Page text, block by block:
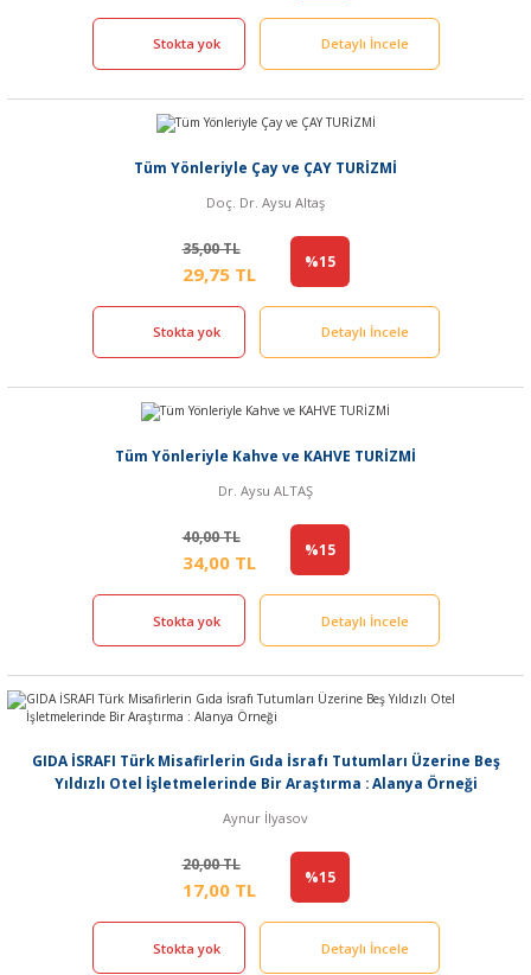
Stokta yok Detaylı İncele
Tüm Yönleriyle Çay ve ÇAY TURİZMİ
Doç. Dr. Aysu Altaş
35,00 TL
29,75 TL
%15
Stokta yok Detaylı İncele
Tüm Yönleriyle Kahve ve KAHVE TURİZMİ
Dr. Aysu ALTAŞ
40,00 TL
34,00 TL
%15
Stokta yok Detaylı İncele
GIDA İSRAFI Türk Misafirlerin Gıda İsrafı Tutumları Üzerine Beş
Yıldızlı Otel İşletmelerinde Bir Araştırma : Alanya Örneği
Aynur İlyasov
20,00 TL
17,00 TL
%15
Stokta yok Detaylı İncele